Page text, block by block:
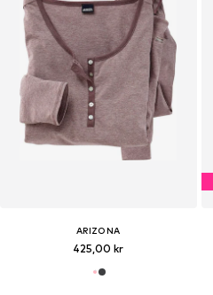
ARIZONA
425,00 kr